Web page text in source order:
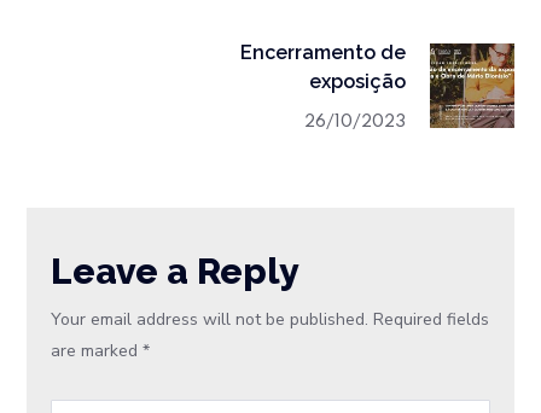
Encerramento de
exposição
26/10/2023
Leave a Reply
Your email address will not be published. Required fields
are marked*